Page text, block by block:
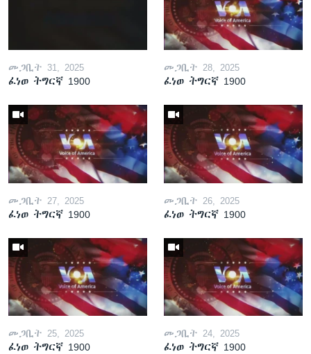
መጋቢት 31, 2025
ፈነወ ትግርኛ 1900
መጋቢት 28, 2025
ፈነወ ትግርኛ 1900
መጋቢት 27, 2025
ፈነወ ትግርኛ 1900
መጋቢት 26, 2025
ፈነወ ትግርኛ 1900
መጋቢት 25, 2025
ፈነወ ትግርኛ 1900
መጋቢት 24, 2025
ፈነወ ትግርኛ 1900